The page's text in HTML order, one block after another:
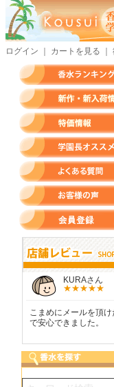
ログイン カートを見る
KURAさん
こまめにメールを頂け
で安心できました。